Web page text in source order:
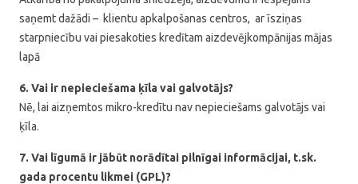
saņemt dažādi – klientu apkalpošanas centros, ar īsziņas
starpniecību vai piesakoties kredītam aizdevējkompānijas mājas
lapā
6. Vai ir nepieciešama ķīla vai galvotājs?
Nē, lai aizņemtos mikro-kredītu nav nepieciešams galvotājs vai
ķīla.
7. Vai līgumā ir jābūt norādītai pilnīgai informācijai, t.sk.
gada procentu likmei (GPL)?